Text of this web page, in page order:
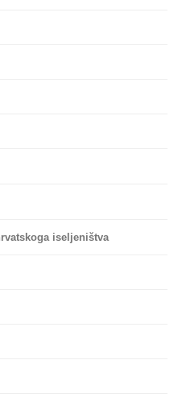
iseljeništva